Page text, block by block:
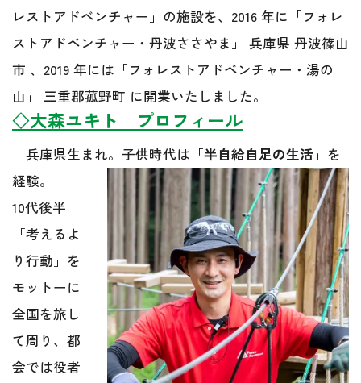
レストアドベンチャー」の施設を、2016 年に「フォレ
ストアドベンチャー・丹波ささやま」 兵庫県 丹波篠山
市 、2019 年には「フォレストアドベンチャー・湯の
山」 三重郡菰野町 に開業いたしました。
◇大森ユキト プロフィール
兵庫県生まれ。子供時代は「半自給自足の生活 」を
経験。
10代後半
「考えるよ
り行動」を
モットーに
全国を旅し
て周り、都
会では役者